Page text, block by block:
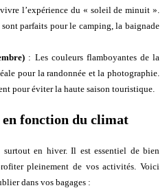
l’expérience du « soleil de minuit ».
parfaits pour le camping, la baignade
: Les couleurs flamboyantes de la
pour la randonnée et la photographie.
pour éviter la haute saison touristique.
fonction du climat
en hiver. Il est essentiel de bien
pleinement de vos activités. Voici
dans vos bagages :